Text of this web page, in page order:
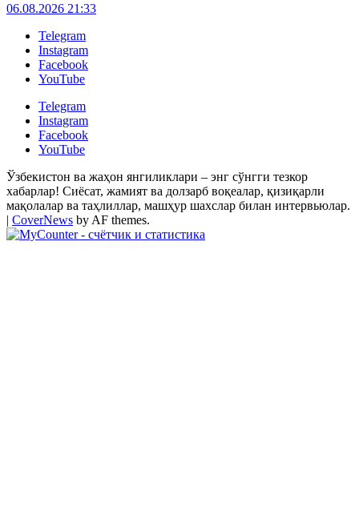
06.08.2026 21:33
Telegram
Instagram
Facebook
YouTube
Telegram
Instagram
Facebook
YouTube
Ўзбекистон ва жаҳон янгиликлари – энг сўнгги тезкор
хабарлар! Сиёсат, жамият ва долзарб воқеалар, қизиқарли
мақолалар ва таҳлиллар, машҳур шахслар билан интервьюлар.
| CoverNews by AF themes.